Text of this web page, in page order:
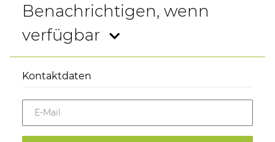
Benachrichtigen, wenn
verfügbar
Kontaktdaten
E-Mail